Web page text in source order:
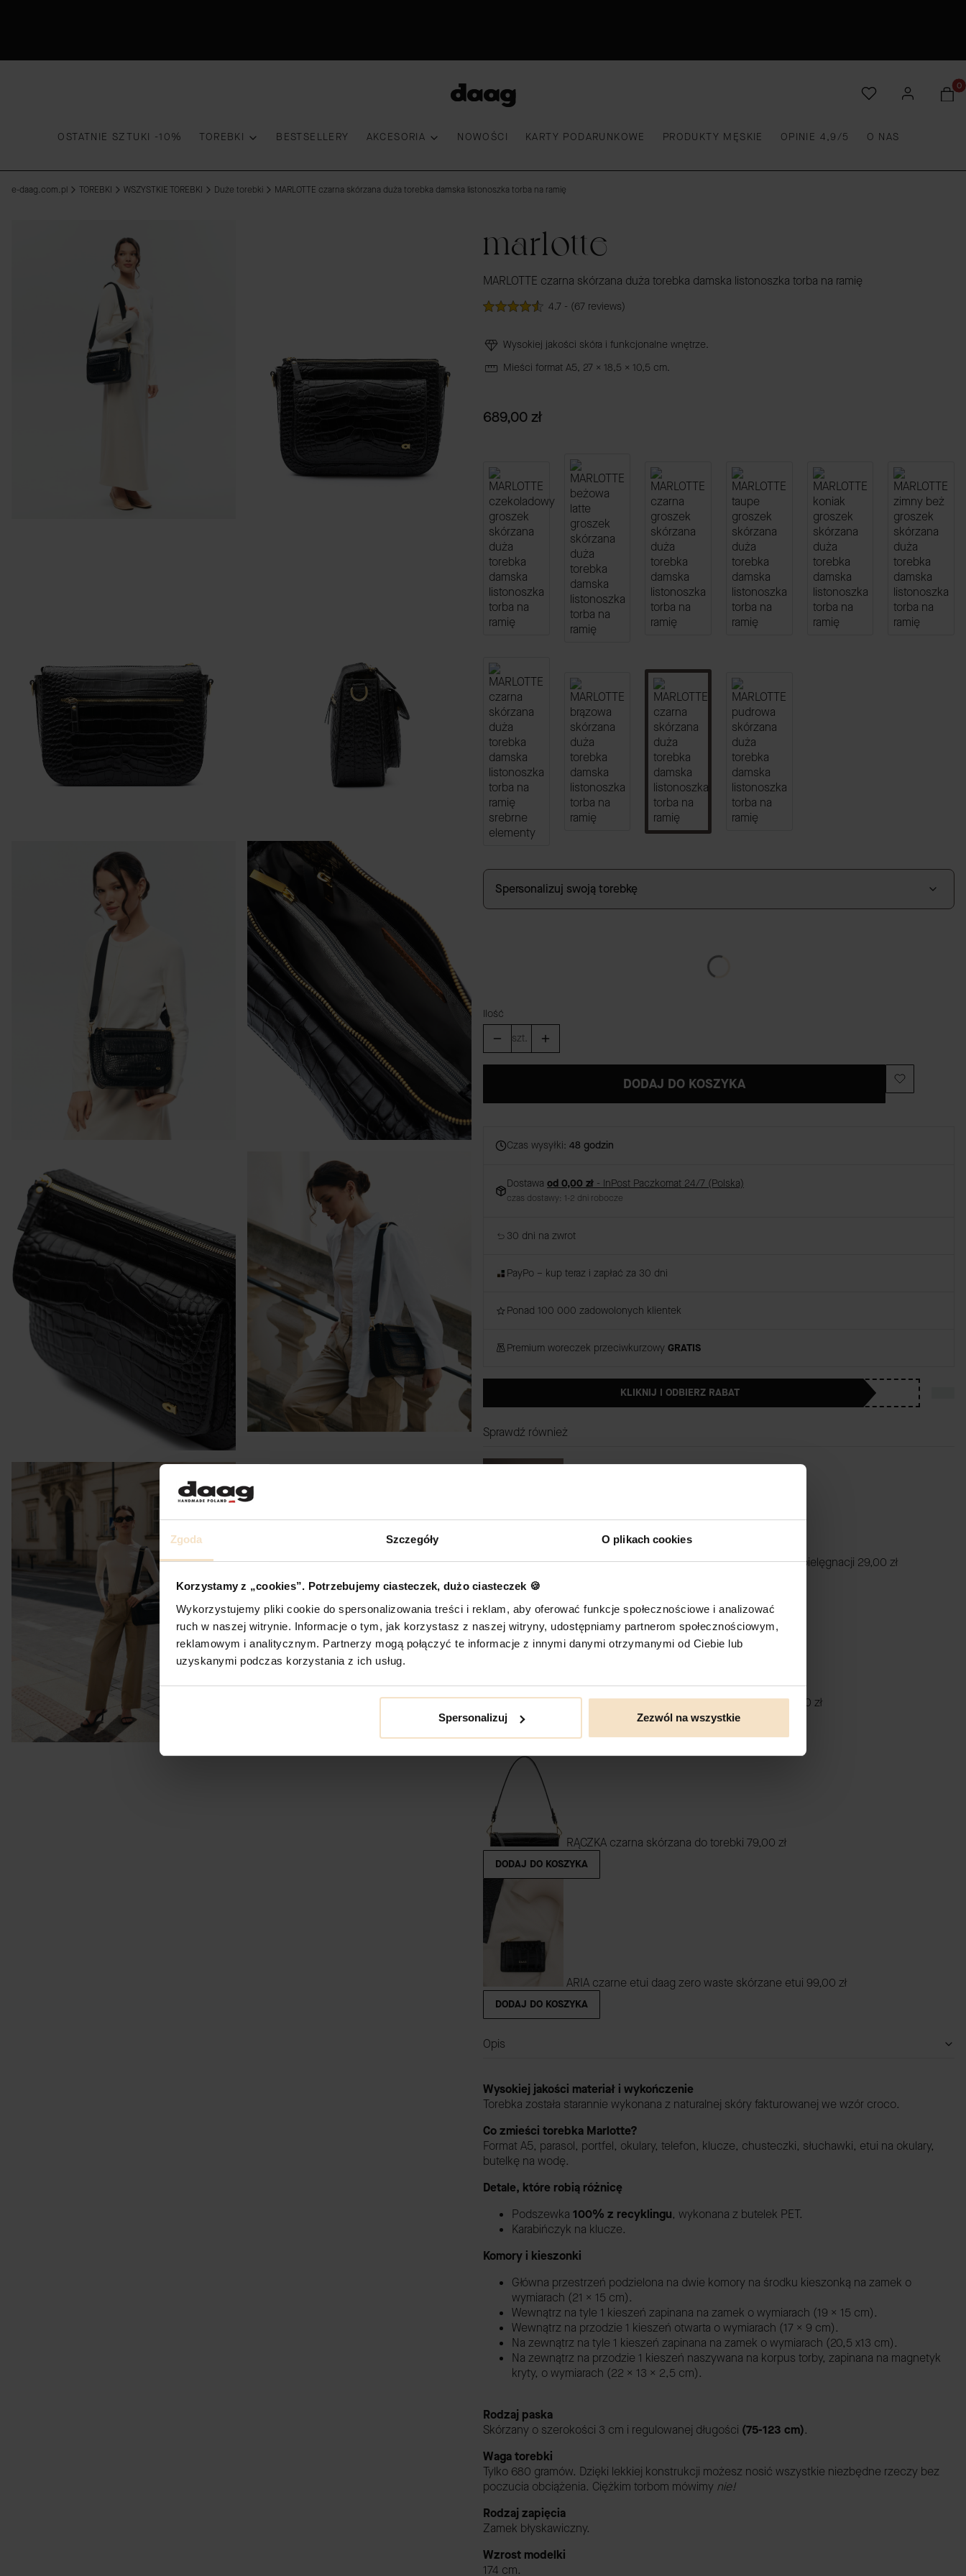
Zgoda Szczegóły O plikach cookies
Korzystamy z „cookies”. Potrzebujemy ciasteczek, dużo ciasteczek 🍪
Wykorzystujemy pliki cookie do spersonalizowania treści i reklam, aby oferować funkcje społecznościowe i analizować
ruch w naszej witrynie. Informacje o tym, jak korzystasz z naszej witryny, udostępniamy partnerom społecznościowym,
reklamowym i analitycznym. Partnerzy mogą połączyć te informacje z innymi danymi otrzymanymi od Ciebie lub
uzyskanymi podczas korzystania z ich usług.
Spersonalizuj Zezwól na wszystkie
OSTATNIE SZTUKI -10% TOREBKI BESTSELLERY AKCESORIA NOWOŚCI KARTY PODARUNKOWE PRODUKTY MĘSKIE OPINIE 4,9/5 O NAS
e-daag.com.pl TOREBKI WSZYSTKIE TOREBKI Duże torebki MARLOTTE czarna skórzana duża torebka damska listonoszka torba na ramię
marlotte
MARLOTTE czarna skórzana duża torebka damska listonoszka torba na ramię
4.7 - (67 reviews)
Wysokiej jakości skóra i funkcjonalne wnętrze.
Mieści format A5, 27 x 18,5 x 10,5 cm.
Cena
689,00 zł
Spersonalizuj swoją torebkę
Ilość
szt.
DODAJ DO KOSZYKA
Czas wysyłki: 48 godzin
Dostawa od 0,00 zł - InPost Paczkomat 24/7 (Polska)
czas dostawy: 1-2 dni robocze
30 dni na zwrot
PayPo – kup teraz i zapłać za 30 dni
Ponad 100 000 zadowolonych klientek
Premium woreczek przeciwkurzowy GRATIS
KLIKNIJ I ODBIERZ RABAT
Sprawdź również
(W zestawie taniej żel + ściereczka) Zestaw do pielęgnacji 29,00 zł
DODAJ DO KOSZYKA
CHARMS serce czarny skórzany breloczek69,00 zł
DODAJ DO KOSZYKA
RĄCZKA czarna skórzana do torebki 79,00 zł
DODAJ DO KOSZYKA
ARIA czarne etui daag zero waste skórzane etui 99,00 zł
DODAJ DO KOSZYKA
Opis
Wysokiej jakości materiał i wykończenie
Torebka została starannie wykonana z naturalnej skóry fakturowanej we wzór croco.
Co zmieści torebka Marlotte?
Format A5, parasol, portfel, okulary, telefon, klucze, chusteczki, słuchawki, etui na okulary,
butelkę na wodę.
Detale, które robią różnicę
Podszewka 100% z recyklingu, wykonana z butelek PET.
Karabińczyk na klucze.
Komory i kieszonki
Główna przestrzeń podzielona na dwie komory na środku kieszonką na zamek o
wymiarach (21 x 15 cm).
Wewnątrz na tyle 1 kieszeń zapinana na zamek o wymiarach (19 x 15 cm).
Wewnątrz na przodzie 1 kieszeń otwarta o wymiarach (17 x 9 cm).
Na zewnątrz na tyle 1 kieszeń zapinana na zamek o wymiarach (20,5 x13 cm).
Na zewnątrz na przodzie 1 kieszeń naszywana na korpus torby, zapinana na magnetyk
kryty, o wymiarach (22 x 13 x 2,5 cm).
Rodzaj paska
Skórzany o szerokości 3 cm i regulowanej długości (75-123 cm).
Waga torebki
Tylko 680 gramów. Dzięki lekkiej konstrukcji możesz nosić wszystkie niezbędne rzeczy bez
poczucia obciążenia. Ciężkim torbom mówimy nie!
Rodzaj zapięcia
Zamek błyskawiczny.
Wzrost modelki
174 cm.